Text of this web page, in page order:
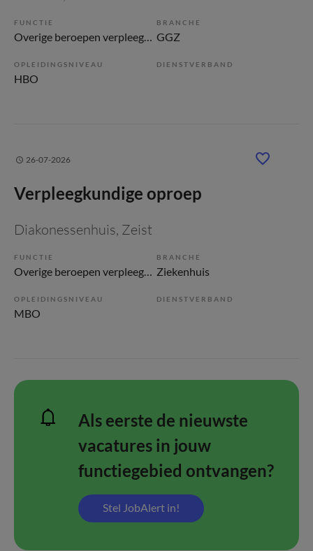
FUNCTIE BRANCHE
GGZ
OPLEIDINGSNIVEAU
HBO
DIENSTVERBAND
26-07-2026
Verpleegkundige oproep
Diakonessenhuis, Zeist
FUNCTIE BRANCHE
Ziekenhuis
OPLEIDINGSNIVEAU
MBO
DIENSTVERBAND
Als eerste de nieuwste
vacatures in jouw
functiegebied ontvangen?
Stel JobAlert in!